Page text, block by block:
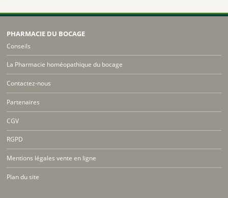
PHARMACIE DU BOCAGE
Conseils
La Pharmacie homéopathique du bocage
Contactez-nous
Partenaires
CGV
RGPD
Mentions légales vente en ligne
Plan du site